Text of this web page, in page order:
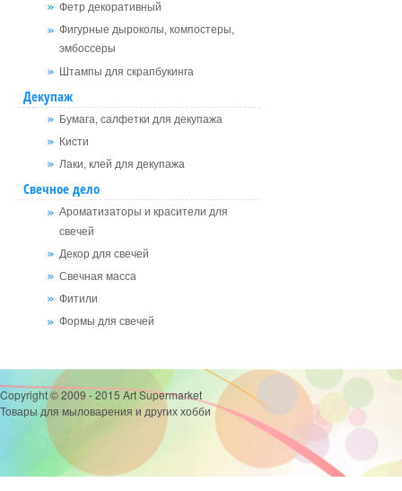
Фетр декоративный
Фигурные дыроколы, компостеры,
эмбоссеры
Штампы для скрапбукинга
Декупаж
Бумага, салфетки для декупажа
Кисти
Лаки, клей для декупажа
Свечное дело
Ароматизаторы и красители для
свечей
Декор для свечей
Свечная масса
Фитили
Формы для свечей
Copyright © 2009 - 2015 Art Supermarket
Товары для мыловарения и других хобби